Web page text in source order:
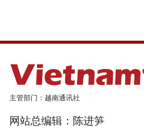
主管部门：越南通讯社
网站总编辑：陈进笋